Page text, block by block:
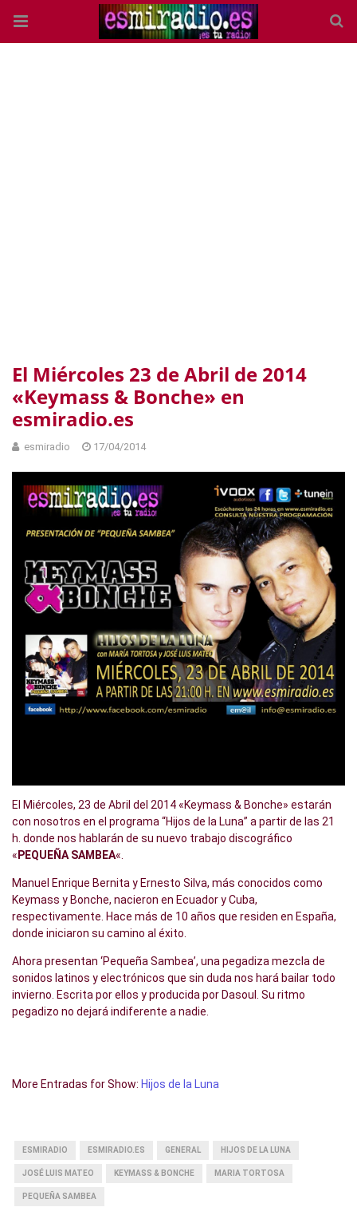
El Miércoles 23 de Abril de 2014
«Keymass & Bonche» en
esmiradio.es
esmiradio 17/04/2014
El Miércoles, 23 de Abril del 2014 «Keymass & Bonche» estarán
con nosotros en el programa “Hijos de la Luna” a partir de las 21
h. donde nos hablarán de su nuevo trabajo discográfico
« PEQUEÑA SAMBEA«.
Manuel Enrique Bernita y Ernesto Silva, más conocidos como
Keymass y Bonche, nacieron en Ecuador y Cuba,
respectivamente. Hace más de 10 años que residen en España,
donde iniciaron su camino al éxito.
Ahora presentan ‘Pequeña Sambea’, una pegadiza mezcla de
sonidos latinos y electrónicos que sin duda nos hará bailar todo
invierno. Escrita por ellos y producida por Dasoul. Su ritmo
pegadizo no dejará indiferente a nadie.
More Entradas for Show: Hijos de la Luna
ESMIRADIO ESMIRADIO.ES GENERAL HIJOS DE LA LUNA
JOSÉ LUIS MATEO KEYMASS & BONCHE MARIA TORTOSA
PEQUEÑA SAMBEA